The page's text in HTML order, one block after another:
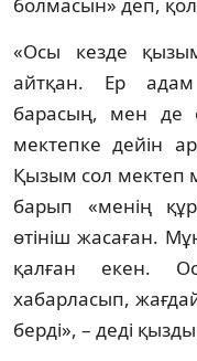
«Осы кезде
айтқан. Ер
барасың, мен де
мектепке дейін
Қызым сол мектеп
барып «менің
өтініш жасаған.
қалған екен.
хабарласып,
берді», – деді